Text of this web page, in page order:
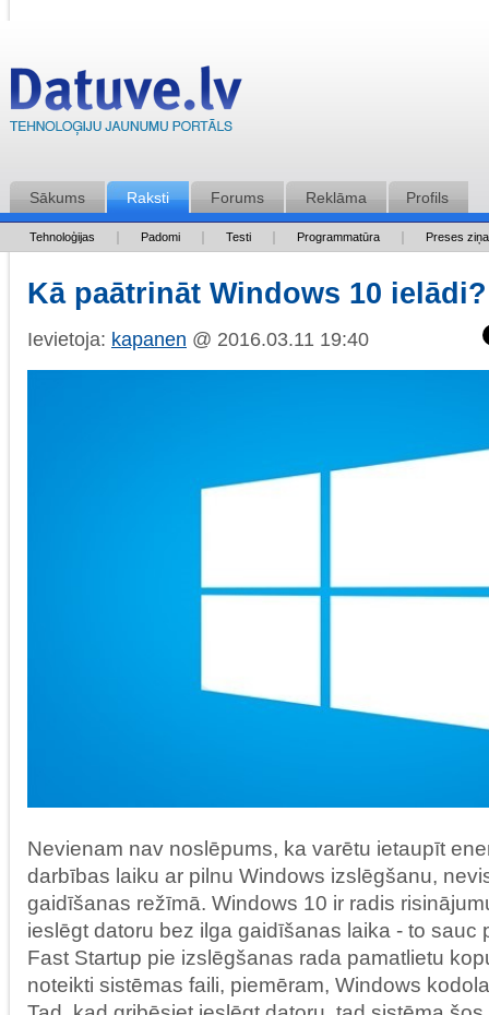
Sākums Raksti Forums Reklāma Profils
Tehnoloģijas Padomi Testi Programmatūra Preses
Kā paātrināt Windows 10 ielādi?
Ievietoja: kapanen @ 2016.03.11 19:40
Nevienam nav noslēpums, ka varētu ietaupīt
darbības laiku ar pilnu Windows izslēgšanu,
gaidīšanas režīmā. Windows 10 ir radis
ieslēgt datoru bez ilga gaidīšanas laika - to sauc
Fast Startup pie izslēgšanas rada pamatlietu
noteikti sistēmas faili, piemēram, Windows